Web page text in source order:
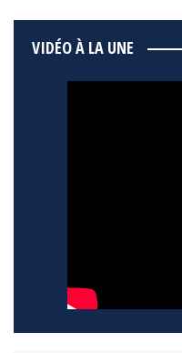
VIDÉO À LA UNE